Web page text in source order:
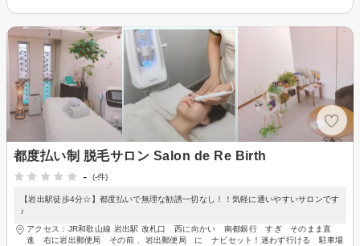
都度払い制 脱毛サロン Salon de Re Birth
-
(-件)
【岩出駅徒歩4分☆】都度払いで無理な勧誘一切なし！！気軽に通いやすいサロンです
♪
アクセス：JR和歌山線 岩出駅 改札口 西に向かい 南都銀行 すぎ そのまま直
進 右に岩出郵便局 その前 、岩出郵便局 に ナビセット！迷わず行ける 駐車場